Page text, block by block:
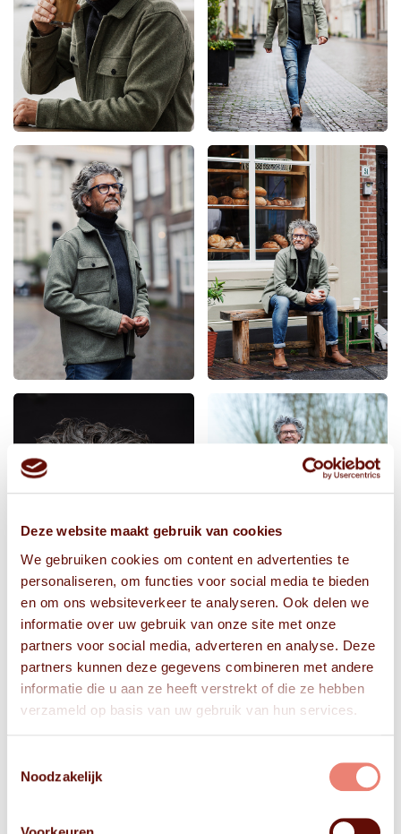
Deze website maakt gebruik van cookies
We gebruiken cookies om content en advertenties te
personaliseren, om functies voor social media te bieden
en om ons websiteverkeer te analyseren. Ook delen we
informatie over uw gebruik van onze site met onze
partners voor social media, adverteren en analyse. Deze
partners kunnen deze gegevens combineren met andere
informatie die u aan ze heeft verstrekt of die ze hebben
verzameld op basis van uw gebruik van hun services.
Noodzakelijk